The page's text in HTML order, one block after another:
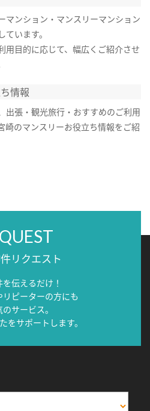
マンション・マンスリーマンション
ています。
用目的に応じて、幅広くご紹介させ
情報
出張・観光旅行・おすすめのご利用
崎のマンスリーお役立ち情報をご紹
リクエスト
伝えるだけ！
ピーターの方にも
サービス。
をサポートします。